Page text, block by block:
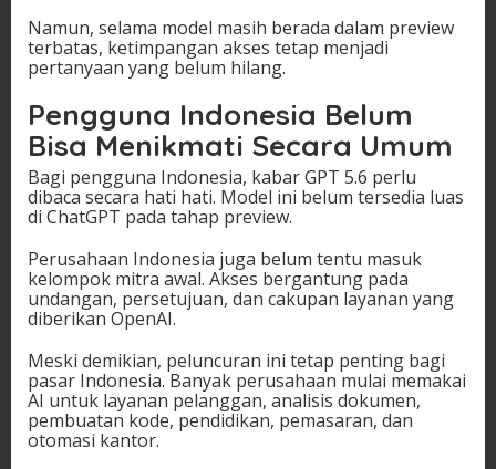
Namun, selama model masih berada dalam preview
terbatas, ketimpangan akses tetap menjadi
pertanyaan yang belum hilang.
Pengguna Indonesia Belum
Bisa Menikmati Secara Umum
Bagi pengguna Indonesia, kabar GPT 5.6 perlu
dibaca secara hati hati. Model ini belum tersedia luas
di ChatGPT pada tahap preview.
Perusahaan Indonesia juga belum tentu masuk
kelompok mitra awal. Akses bergantung pada
undangan, persetujuan, dan cakupan layanan yang
diberikan OpenAI.
Meski demikian, peluncuran ini tetap penting bagi
pasar Indonesia. Banyak perusahaan mulai memakai
AI untuk layanan pelanggan, analisis dokumen,
pembuatan kode, pendidikan, pemasaran, dan
otomasi kantor.